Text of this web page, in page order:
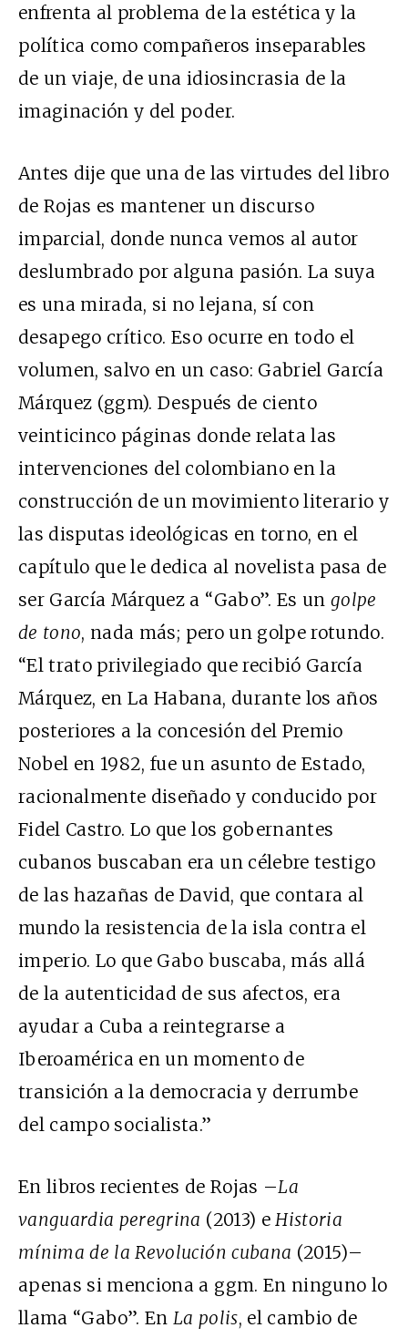
enfrenta al problema de la estética y la
política como compañeros inseparables
de un viaje, de una idiosincrasia de la
imaginación y del poder.
Antes dije que una de las virtudes del libro
de Rojas es mantener un discurso
imparcial, donde nunca vemos al autor
deslumbrado por alguna pasión. La suya
es una mirada, si no lejana, sí con
desapego crítico. Eso ocurre en todo el
volumen, salvo en un caso: Gabriel García
Márquez (ggm). Después de ciento
veinticinco páginas donde relata las
intervenciones del colombiano en la
construcción de un movimiento literario y
las disputas ideológicas en torno, en el
capítulo que le dedica al novelista pasa de
ser García Márquez a “Gabo”. Es un golpe
de tono, nada más; pero un golpe rotundo.
“El trato privilegiado que recibió García
Márquez, en La Habana, durante los años
posteriores a la concesión del Premio
Nobel en 1982, fue un asunto de Estado,
racionalmente diseñado y conducido por
Fidel Castro. Lo que los gobernantes
cubanos buscaban era un célebre testigo
de las hazañas de David, que contara al
mundo la resistencia de la isla contra el
imperio. Lo que Gabo buscaba, más allá
de la autenticidad de sus afectos, era
ayudar a Cuba a reintegrarse a
Iberoamérica en un momento de
transición a la democracia y derrumbe
del campo socialista.”
En libros recientes de Rojas –La
vanguardia peregrina (2013) eHistoria
mínima de la Revolución cubana (2015)–
apenas si menciona a ggm. En ninguno lo
llama “Gabo”. En La polis, el cambio de